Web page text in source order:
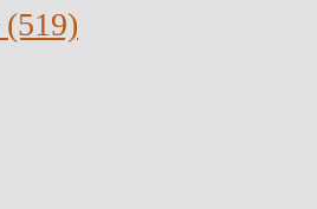
(519)